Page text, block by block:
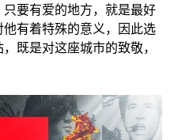
要有爱的地方，就是最好
有着特殊的意义，因此选
既是对这座城市的致敬，